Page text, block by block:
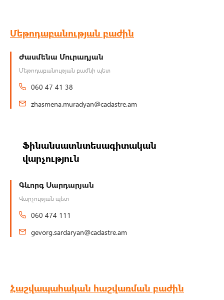
Մեթոդաբանության բաժին
Ժասմենա Մուրադյան
Մեթոդաբանության բաժնի պետ
060 47 41 38
zhasmena.muradyan@cadastre.am
Ֆինանսատնտեսագիտական
վարչություն
Գևորգ Սարդարյան
Վարչության պետ
060 474 111
gevorg.sardaryan@cadastre.am
Հաշվապահական հաշվառման բաժին